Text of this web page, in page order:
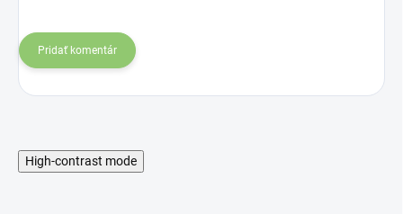
Pridať komentár
High-contrast mode